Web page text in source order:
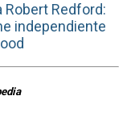
Robert Redford:
independiente